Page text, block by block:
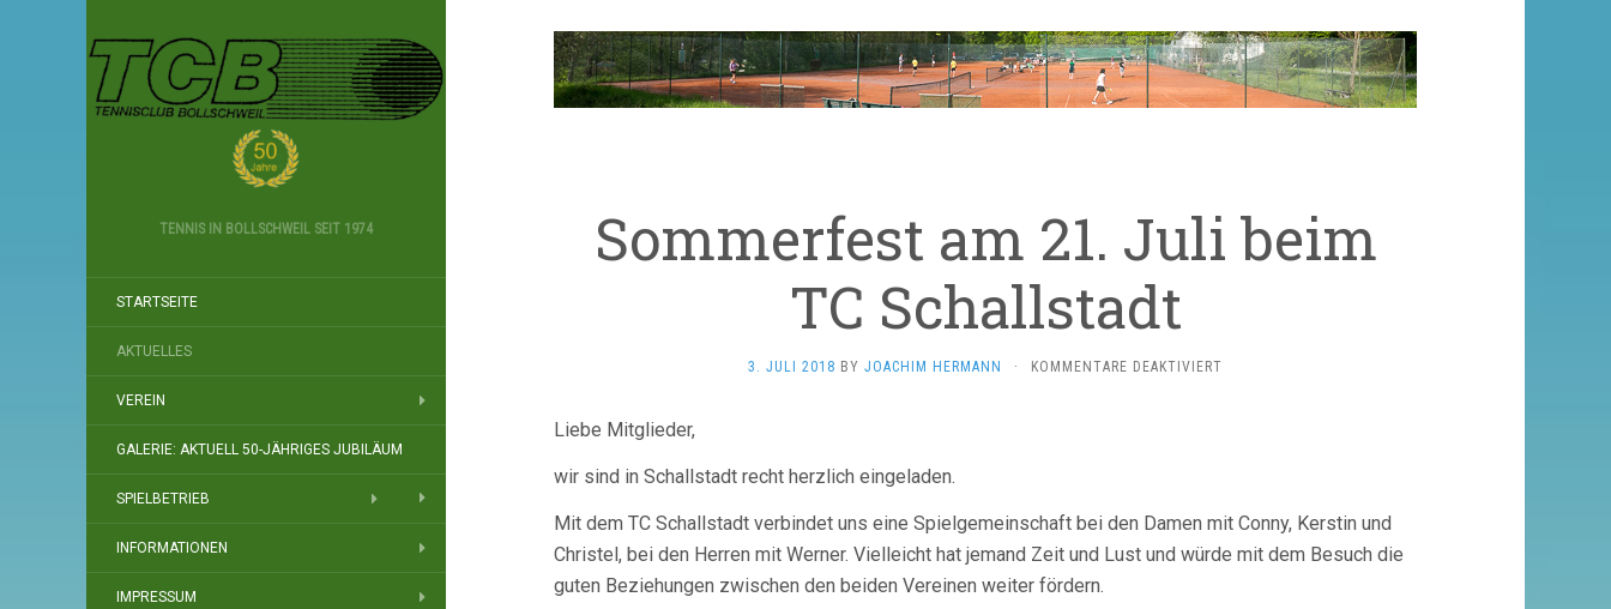
TENNIS IN BOLLSCHWEIL SEIT 1974
STARTSEITE
AKTUELLES
VEREIN
GALERIE: AKTUELL 50-JÄHRIGES JUBILÄUM
SPIELBETRIEB
INFORMATIONEN
IMPRESSUM
Sommerfest am 21. Juli beim
TC Schallstadt
3. JULI 2018 BY JOACHIM HERMANN · KOMMENTARE DEAKTIVIERT
SCHALLSTADT
Liebe Mitglieder,
wir sind in Schallstadt recht herzlich eingeladen.
Mit dem TC Schallstadt verbindet uns eine Spielgemeinschaft bei den Damen mit Conny, Kerstin und
Christel, bei den Herren mit Werner. Vielleicht hat jemand Zeit und Lust und würde mit dem Besuch die
guten Beziehungen zwischen den beiden Vereinen weiter fördern.